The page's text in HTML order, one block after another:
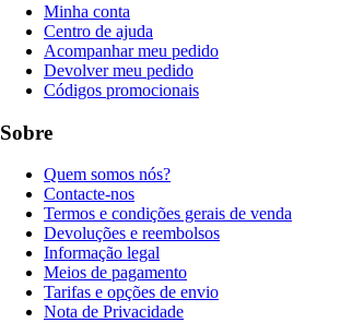
Minha conta
Centro de ajuda
Acompanhar meu pedido
Devolver meu pedido
Códigos promocionais
Sobre
Quem somos nós?
Contacte-nos
Termos e condições gerais de venda
Devoluções e reembolsos
Informação legal
Meios de pagamento
Tarifas e opções de envio
Nota de Privacidade